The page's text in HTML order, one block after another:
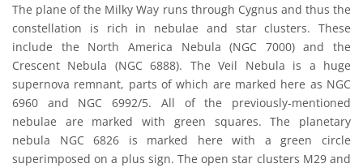
The plane of the Milky Way runs through Cygnus and thus the
constellation is rich in nebulae and star clusters. These
include the North America Nebula (NGC 7000) and the
Crescent Nebula (NGC 6888). The Veil Nebula is a huge
supernova remnant, parts of which are marked here as NGC
6960 and NGC 6992/5. All of the previously-mentioned
nebulae are marked with green squares. The planetary
nebula NGC 6826 is marked here with a green circle
superimposed on a plus sign. The open star clusters M29 and